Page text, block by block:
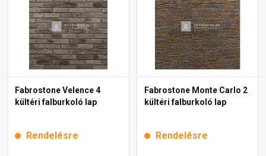
Fabrostone Velence 4
kültéri falburkoló lap
Rendelésre
Fabrostone Monte Carlo 2
kültéri falburkoló lap
Rendelésre